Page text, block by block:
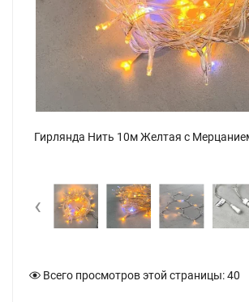
‹
Всего просмотров этой страницы:40